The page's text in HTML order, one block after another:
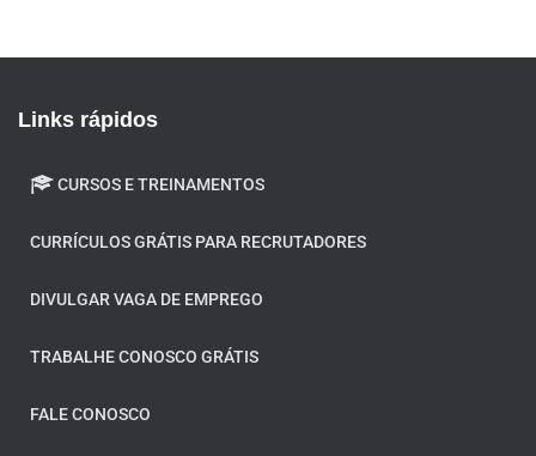
Links rápidos
CURSOS E TREINAMENTOS
CURRÍCULOS GRÁTIS PARA RECRUTADORES
DIVULGAR VAGA DE EMPREGO
TRABALHE CONOSCO GRÁTIS
FALE CONOSCO